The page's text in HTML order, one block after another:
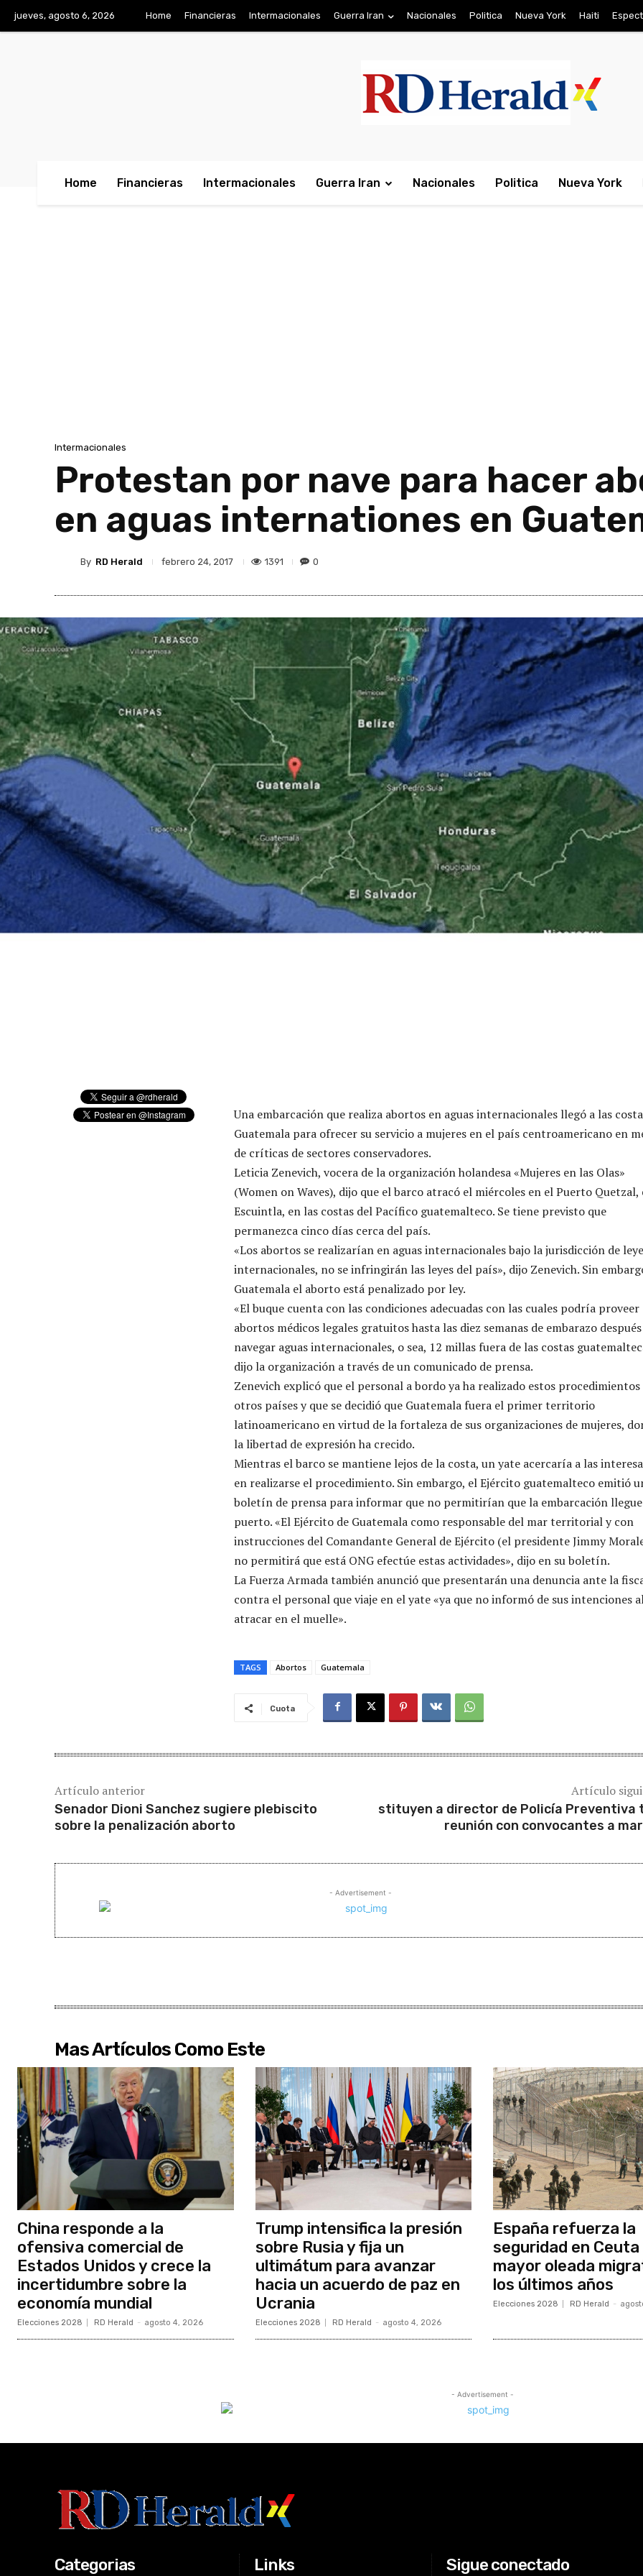
jueves, agosto 6, 2026 Home Financieras Intermacionales Guerra Iran Nacionales Politica Nueva York Haiti
Home Financieras Intermacionales Guerra Iran Nacionales Politica Nueva York
Intermacionales
Protestan por nave para hacer
en aguas internationes en
By RD Herald febrero 24, 2017 1391 0
Una embarcación que realiza abortos en aguas internacionales llegó a las
Guatemala para ofrecer su servicio a mujeres en el país centroamericano en
de críticas de sectores conservadores.
Leticia Zenevich, vocera de la organización holandesa «Mujeres en las Olas»
(Women on Waves), dijo que el barco atracó el miércoles en el Puerto Quetzal,
Escuintla, en las costas del Pacífico guatemalteco. Se tiene previsto que
permanezca cinco días cerca del país.
«Los abortos se realizarían en aguas internacionales bajo la jurisdicción de
internacionales, no se infringirán las leyes del país», dijo Zenevich. Sin
Guatemala el aborto está penalizado por ley.
«El buque cuenta con las condiciones adecuadas con las cuales podría proveer
abortos médicos legales gratuitos hasta las diez semanas de embarazo
navegar aguas internacionales, o sea, 12 millas fuera de las costas
dijo la organización a través de un comunicado de prensa.
Zenevich explicó que el personal a bordo ya ha realizado estos procedimientos
otros países y que se decidió que Guatemala fuera el primer territorio
latinoamericano en virtud de la fortaleza de sus organizaciones de mujeres,
la libertad de expresión ha crecido.
Mientras el barco se mantiene lejos de la costa, un yate acercaría a las
en realizarse el procedimiento. Sin embargo, el Ejército guatemalteco emitió
boletín de prensa para informar que no permitirían que la embarcación
puerto. «El Ejército de Guatemala como responsable del mar territorial y con
instrucciones del Comandante General de Ejército (el presidente Jimmy
no permitirá que está ONG efectúe estas actividades», dijo en su boletín.
La Fuerza Armada también anunció que presentarán una denuncia ante la
contra el personal que viaje en el yate «ya que no informó de sus intenciones
atracar en el muelle».
TAGS Abortos Guatemala
Cuota
Artículo anterior
Senador Dioni Sanchez sugiere plebiscito
sobre la penalización aborto
Artículo
stituyen a director de Policía Preventiva
reunión con convocantes a
- Advertisement -
Mas Artículos Como Este
China responde a la
ofensiva comercial de
Estados Unidos y crece la
incertidumbre sobre la
economía mundial
Elecciones 2028 RD Herald - agosto 4, 2026
Trump intensifica la presión
sobre Rusia y fija un
ultimátum para avanzar
hacia un acuerdo de paz en
Ucrania
Elecciones 2028 RD Herald - agosto 4, 2026
España refuerza la
seguridad en
mayor oleada
los últimos años
Elecciones 2028 RD Herald -
- Advertisement -
Categorias Links Sigue conectado